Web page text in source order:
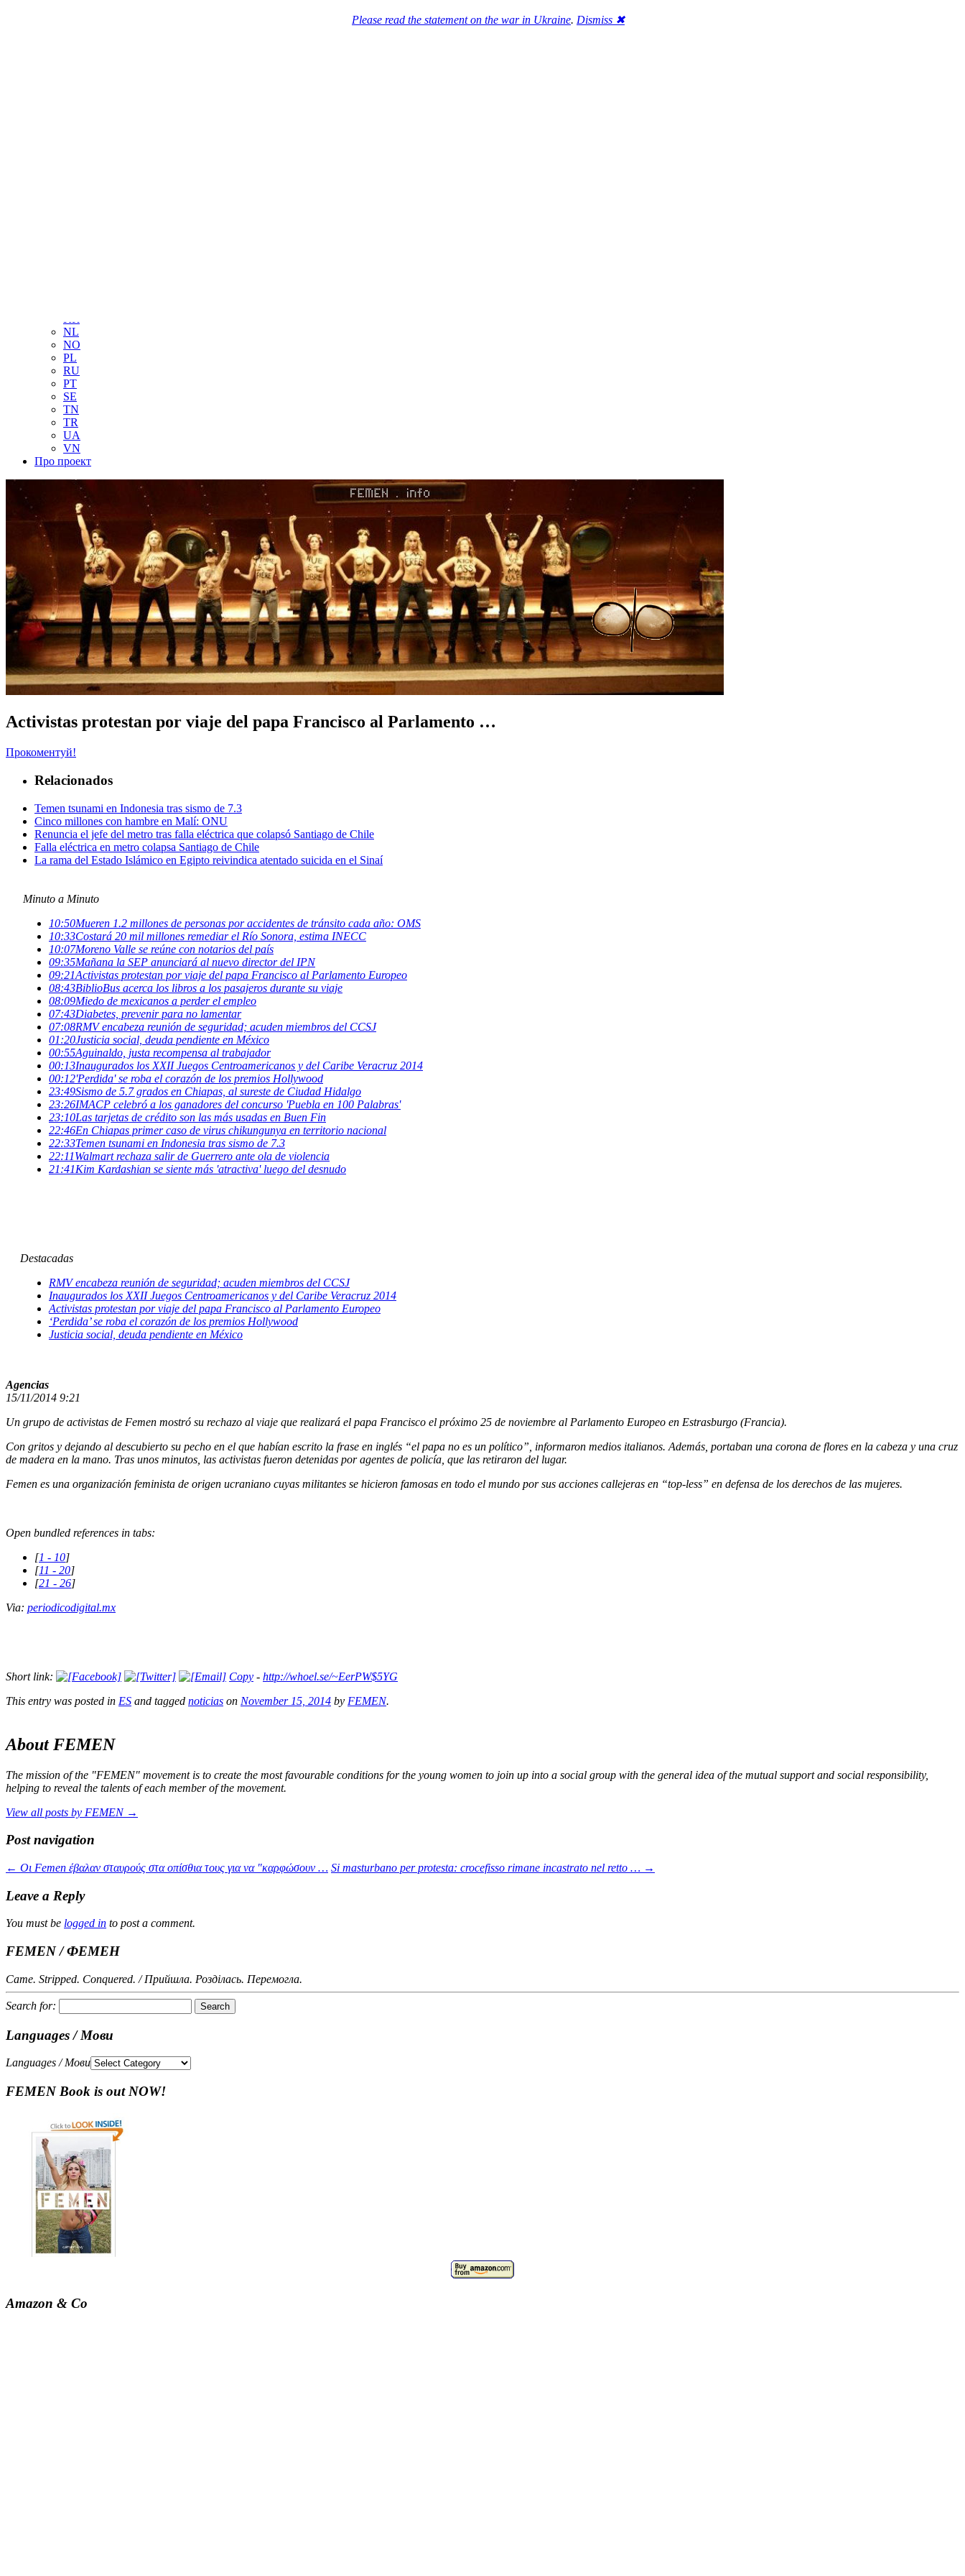
KR
NL
NO
PL
RU
PT
SE
TN
TR
UA
VN
Про проект
Activistas protestan por viaje del papa Francisco al Parlamento …
Прокоментуй!
Relacionados
Temen tsunami en Indonesia tras sismo de 7.3
Cinco millones con hambre en Malí: ONU
Renuncia el jefe del metro tras falla eléctrica que colapsó Santiago de Chile
Falla eléctrica en metro colapsa Santiago de Chile
La rama del Estado Islámico en Egipto reivindica atentado suicida en el Sinaí
Minuto a Minuto
10:50Mueren 1.2 millones de personas por accidentes de tránsito cada año: OMS
10:33Costará 20 mil millones remediar el Río Sonora, estima INECC
10:07Moreno Valle se reúne con notarios del país
09:35Mañana la SEP anunciará al nuevo director del IPN
09:21Activistas protestan por viaje del papa Francisco al Parlamento Europeo
08:43BiblioBus acerca los libros a los pasajeros durante su viaje
08:09Miedo de mexicanos a perder el empleo
07:43Diabetes, prevenir para no lamentar
07:08RMV encabeza reunión de seguridad; acuden miembros del CCSJ
01:20Justicia social, deuda pendiente en México
00:55Aguinaldo, justa recompensa al trabajador
00:13Inaugurados los XXII Juegos Centroamericanos y del Caribe Veracruz 2014
00:12'Perdida' se roba el corazón de los premios Hollywood
23:49Sismo de 5.7 grados en Chiapas, al sureste de Ciudad Hidalgo
23:26IMACP celebró a los ganadores del concurso 'Puebla en 100 Palabras'
23:10Las tarjetas de crédito son las más usadas en Buen Fin
22:46En Chiapas primer caso de virus chikungunya en territorio nacional
22:33Temen tsunami en Indonesia tras sismo de 7.3
22:11Walmart rechaza salir de Guerrero ante ola de violencia
21:41Kim Kardashian se siente más 'atractiva' luego del desnudo
Destacadas
RMV encabeza reunión de seguridad; acuden miembros del CCSJ
Inaugurados los XXII Juegos Centroamericanos y del Caribe Veracruz 2014
Activistas protestan por viaje del papa Francisco al Parlamento Europeo
‘Perdida’ se roba el corazón de los premios Hollywood
Justicia social, deuda pendiente en México
Agencias
15/11/2014 9:21
Un grupo de activistas de Femen mostró su rechazo al viaje que realizará el papa Francisco el próximo 25 de noviembre al Parlamento Europeo en Estrasburgo (Francia).
Con gritos y dejando al descubierto su pecho en el que habían escrito la frase en inglés “el papa no es un político”, informaron medios italianos. Además, portaban una corona de flores en la cabeza y una cruz
de madera en la mano. Tras unos minutos, las activistas fueron detenidas por agentes de policía, que las retiraron del lugar.
Femen es una organización feminista de origen ucraniano cuyas militantes se hicieron famosas en todo el mundo por sus acciones callejeras en “top-less” en defensa de los derechos de las mujeres.
Open bundled references in tabs:
[1 - 10]
[11 - 20]
[21 - 26]
Via: periodicodigital.mx
Short link: Copy - http://whoel.se/~EerPW$5YG
This entry was posted in ES and tagged noticias on November 15, 2014 by FEMEN.
About FEMEN
The mission of the "FEMEN" movement is to create the most favourable conditions for the young women to join up into a social group with the general idea of the mutual support and social responsibility,
helping to reveal the talents of each member of the movement.
View all posts by FEMEN →
Post navigation
← Οι Femen έβαλαν σταυρούς στα οπίσθια τους για να "καρφώσουν … Si masturbano per protesta: crocefisso rimane incastrato nel retto … →
Leave a Reply
You must be logged in to post a comment.
FEMEN / ФЕМЕН
Came. Stripped. Conquered. / Прийшла. Розділась. Перемогла.
Search for:
Languages / Мови
Languages / Мови
FEMEN Book is out NOW!
Amazon & Co
Please read the statement on the war in Ukraine. Dismiss ✖